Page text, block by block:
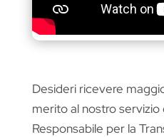
Desideri ricevere
merito al nostro
Responsabile per la